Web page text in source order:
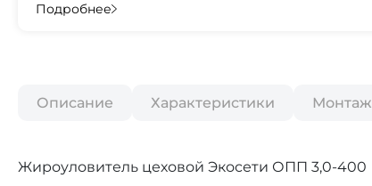
Подробнее
Описание Характеристики Монтаж
Жироуловитель цеховой Экосети ОПП 3,0-400